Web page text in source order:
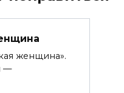
женщина».
—